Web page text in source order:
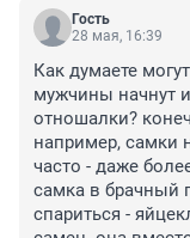
Гость
28 мая, 16:39
Как думаете
мужчины начнут
отношалки?
например, самки
часто - даже
самка в брачный
спариться -